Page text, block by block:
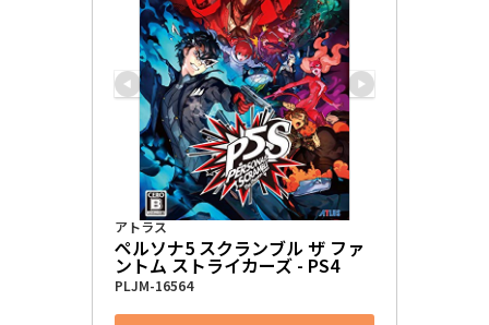
アトラス
ペルソナ5 スクランブル ザ ファ
ントム ストライカーズ - PS4
PLJM-16564